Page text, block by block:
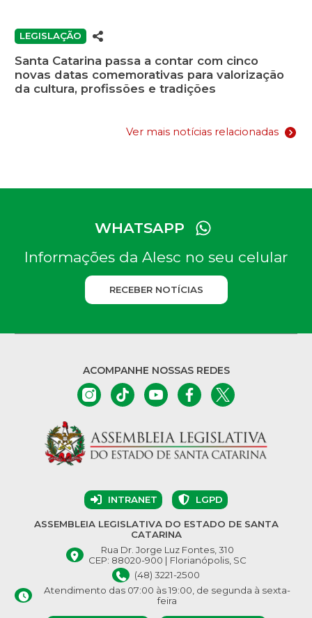
LEGISLAÇÃO
Santa Catarina passa a contar com cinco
novas datas comemorativas para valorização
da cultura, profissões e tradições
Ver mais notícias relacionadas
WHATSAPP
Informações da Alesc no seu celular
RECEBER NOTÍCIAS
ACOMPANHE NOSSAS REDES
INTRANET LGPD
ASSEMBLEIA LEGISLATIVA DO ESTADO DE SANTA
CATARINA
Rua Dr. Jorge Luz Fontes, 310
CEP: 88020-900 | Florianópolis, SC
(48) 3221-2500
Atendimento das 07:00 às 19:00, de segunda à sexta-
feira